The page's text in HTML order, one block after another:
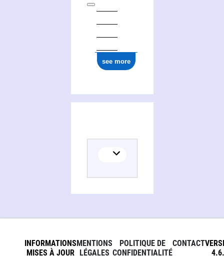
see more
INFORMATIONS
MISES À JOUR
MENTIONS
LÉGALES
POLITIQUE DE
CONFIDENTIALITÉ
CONTACT